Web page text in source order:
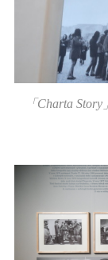
「Charta